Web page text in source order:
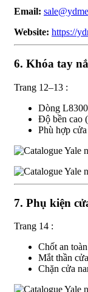
Email:
Website: https://
6. Khóa tay
Trang 12–13 :
Dòng
Độ bền cao
Phù hợp
7. Phụ kiện
Trang 14 :
Chốt an toàn
Mắt thần cửa
Chặn cửa